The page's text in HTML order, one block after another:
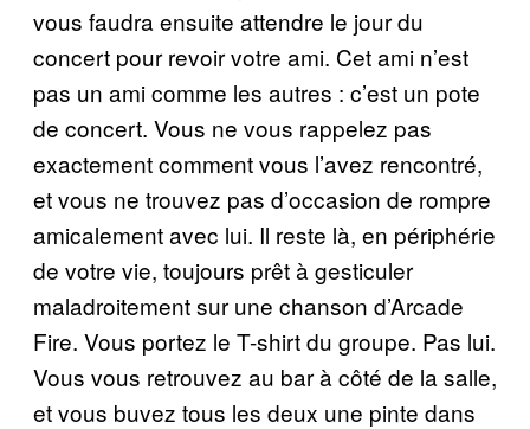
vous faudra ensuite attendre le jour du
concert pour revoir votre ami. Cet ami n’est
pas un ami comme les autres : c’est un pote
de concert. Vous ne vous rappelez pas
exactement comment vous l’avez rencontré,
et vous ne trouvez pas d’occasion de rompre
amicalement avec lui. Il reste là, en périphérie
de votre vie, toujours prêt à gesticuler
maladroitement sur une chanson d’Arcade
Fire. Vous portez le T-shirt du groupe. Pas lui.
Vous vous retrouvez au bar à côté de la salle,
et vous buvez tous les deux une pinte dans